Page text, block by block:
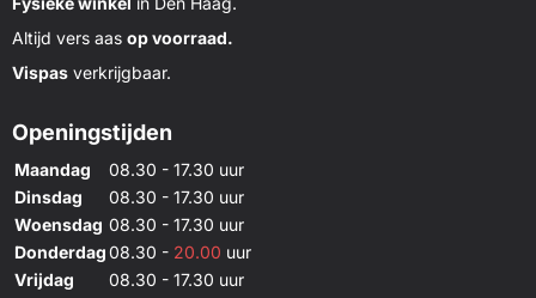
Altijd vers aas op voorraad.
Vispas verkrijgbaar.
Openingstijden
Maandag
08.30 - 17.30 uur
Dinsdag
08.30 - 17.30 uur
Woensdag 08.30 - 17.30 uur
Donderdag08.30 - 20.00 uur
Vrijdag
08.30 - 17.30 uur